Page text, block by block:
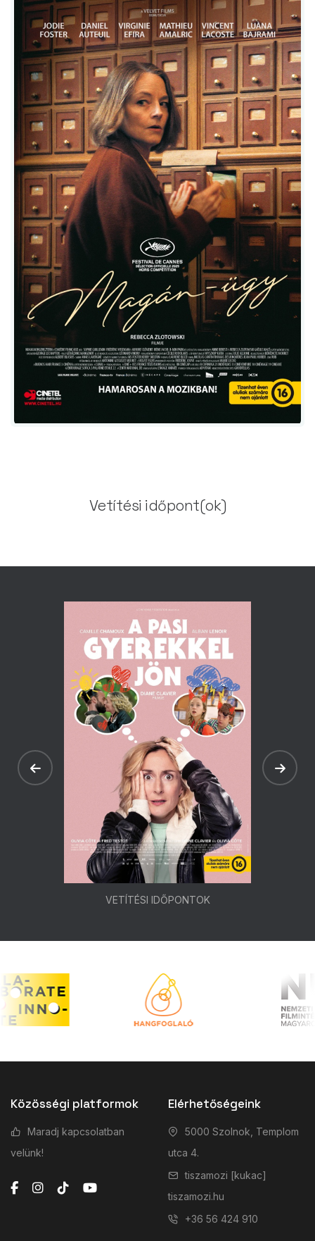
Vetítési időpont(ok)
VETÍTÉSI IDŐPONTOK
Közösségi platformok
Maradj kapcsolatban
velünk!
Elérhetőségeink
5000 Szolnok, Templom
utca 4.
tiszamozi [kukac]
tiszamozi.hu
+36 56 424 910